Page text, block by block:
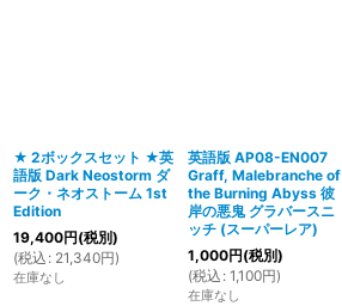
★ 2ボックスセット ★英
語版 Dark Neostorm ダ
ーク・ネオストーム 1st
Edition
19,400円(税別)
(税込 : 21,340円)
在庫なし
英語版 AP08-EN007
Graff, Malebranche of
the Burning Abyss 彼
岸の悪鬼 グラバースニ
ッチ (スーパーレア)
1,000円(税別)
(税込 : 1,100円)
在庫なし